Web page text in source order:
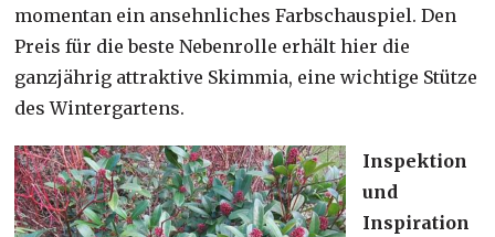
momentan ein ansehnliches Farbschauspiel. Den
Preis für die beste Nebenrolle erhält hier die
ganzjährig attraktive Skimmia, eine wichtige Stütze
des Wintergartens.
Inspektion
und
Inspiration